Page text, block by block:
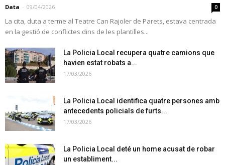
Data - 09/04/2026 0
La cita, duta a terme al Teatre Can Rajoler de Parets, estava centrada
en la gestió de conflictes dins de les plantilles...
La Policia Local recupera quatre camions que
havien estat robats a...
17/03/2026
La Policia Local identifica quatre persones amb
antecedents policials de furts...
17/03/2026
La Policia Local deté un home acusat de robar
un establiment...